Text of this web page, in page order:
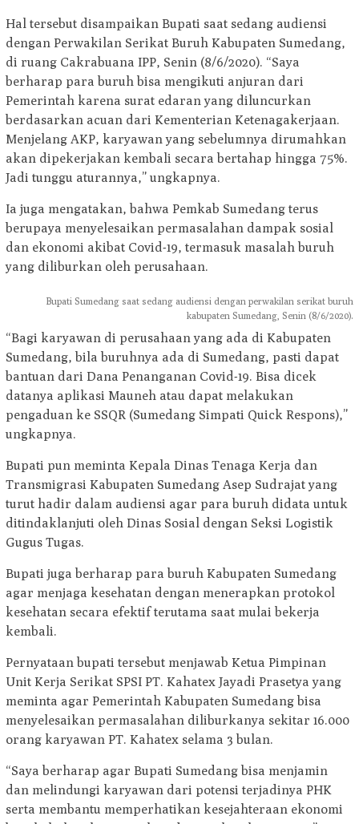
Hal tersebut disampaikan Bupati saat sedang audiensi
dengan Perwakilan Serikat Buruh Kabupaten Sumedang,
di ruang Cakrabuana IPP, Senin (8/6/2020). “Saya
berharap para buruh bisa mengikuti anjuran dari
Pemerintah karena surat edaran yang diluncurkan
berdasarkan acuan dari Kementerian Ketenagakerjaan.
Menjelang AKP, karyawan yang sebelumnya dirumahkan
akan dipekerjakan kembali secara bertahap hingga 75%.
Jadi tunggu aturannya,” ungkapnya.
Ia juga mengatakan, bahwa Pemkab Sumedang terus
berupaya menyelesaikan permasalahan dampak sosial
dan ekonomi akibat Covid-19, termasuk masalah buruh
yang diliburkan oleh perusahaan.
Bupati Sumedang saat sedang audiensi dengan perwakilan serikat buruh
kabupaten Sumedang, Senin (8/6/2020).
“Bagi karyawan di perusahaan yang ada di Kabupaten
Sumedang, bila buruhnya ada di Sumedang, pasti dapat
bantuan dari Dana Penanganan Covid-19. Bisa dicek
datanya aplikasi Mauneh atau dapat melakukan
pengaduan ke SSQR (Sumedang Simpati Quick Respons),”
ungkapnya.
Bupati pun meminta Kepala Dinas Tenaga Kerja dan
Transmigrasi Kabupaten Sumedang Asep Sudrajat yang
turut hadir dalam audiensi agar para buruh didata untuk
ditindaklanjuti oleh Dinas Sosial dengan Seksi Logistik
Gugus Tugas.
Bupati juga berharap para buruh Kabupaten Sumedang
agar menjaga kesehatan dengan menerapkan protokol
kesehatan secara efektif terutama saat mulai bekerja
kembali.
Pernyataan bupati tersebut menjawab Ketua Pimpinan
Unit Kerja Serikat SPSI PT. Kahatex Jayadi Prasetya yang
meminta agar Pemerintah Kabupaten Sumedang bisa
menyelesaikan permasalahan diliburkanya sekitar 16.000
orang karyawan PT. Kahatex selama 3 bulan.
“Saya berharap agar Bupati Sumedang bisa menjamin
dan melindungi karyawan dari potensi terjadinya PHK
serta membantu memperhatikan kesejahteraan ekonomi